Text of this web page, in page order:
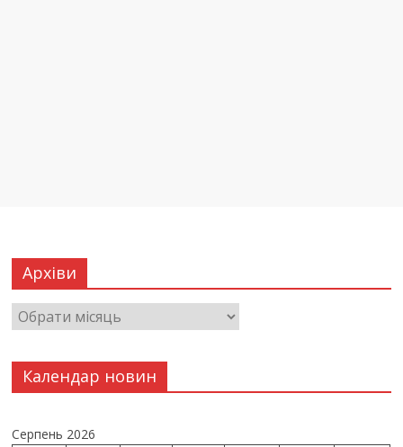
Архіви
Календар новин
Серпень 2026